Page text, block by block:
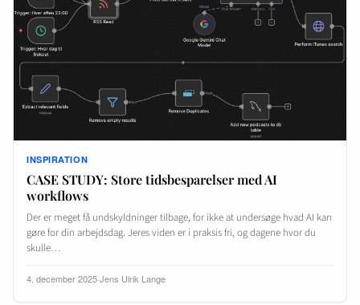
INSPIRATION
CASE STUDY: Store tidsbesparelser med AI
workflows
Der er meget få undskyldninger tilbage, for ikke at undersøge hvad AI kan
gøre for din arbejdsdag. Jeres viden er i praksis fri, og dagene hvor du
skulle…
4. december 2025·Jens Ulrik Lange